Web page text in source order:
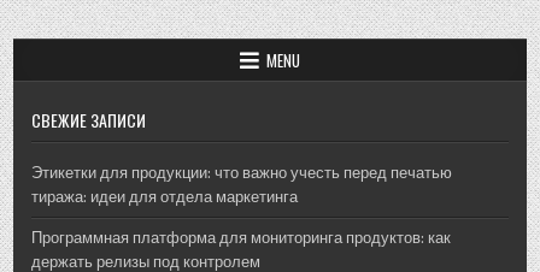
MENU
СВЕЖИЕ ЗАПИСИ
Этикетки для продукции: что важно учесть перед печатью
тиража: идеи для отдела маркетинга
Программная платформа для мониторинга продуктов: как
держать релизы под контролем